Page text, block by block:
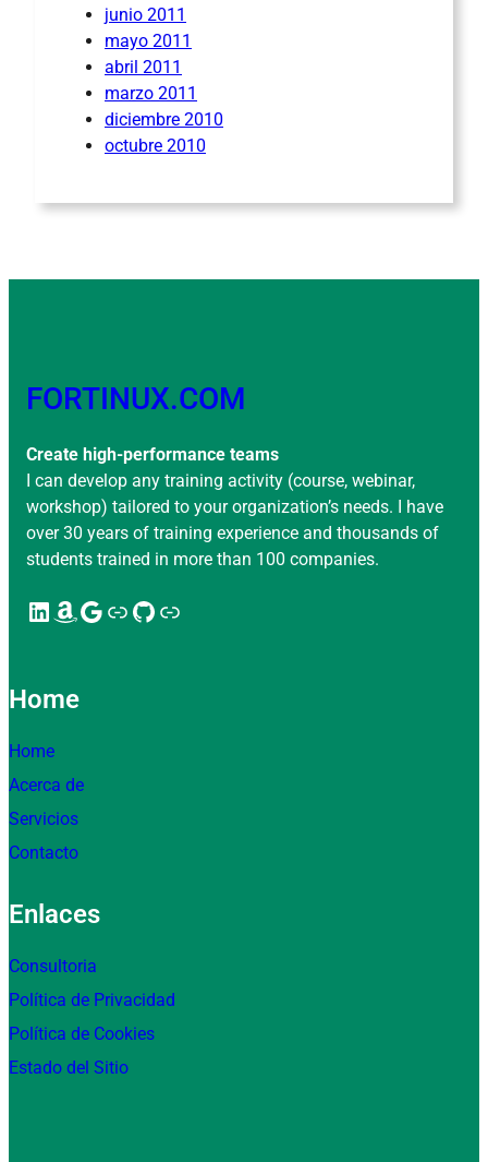
junio 2011
mayo 2011
abril 2011
marzo 2011
diciembre 2010
octubre 2010
FORTINUX.COM
Create high-performance teams
I can develop any training activity (course, webinar,
workshop) tailored to your organization’s needs. I have
over 30 years of training experience and thousands of
students trained in more than 100 companies.
LinkedIn Amazon Google Enlace GitHub Enlace
Home
Home
Acerca de
Servicios
Contacto
Enlaces
Consultoria
Política de Privacidad
Política de Cookies
Estado del Sitio